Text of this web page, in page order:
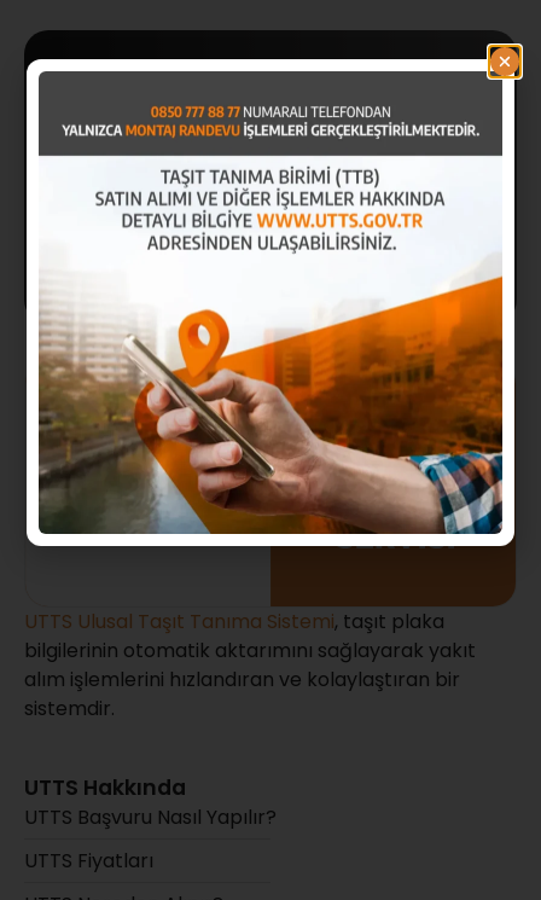
HemenBaşvuru Yap
Hemen montaj talebi oluşturmak için0850
‘yi arayın veya UTTS mobil
sitesinden başvuru yapabilirsiniz.
Başvuru Yap
UTTS Ulusal Taşıt Tanıma Sistemi, taşıt plaka
bilgilerinin otomatik aktarımını sağlayarak yakıt
alım işlemlerini hızlandıran ve kolaylaştıran bir
sistemdir.
UTTS Hakkında
UTTS Başvuru Nasıl Yapılır?
UTTS Fiyatları